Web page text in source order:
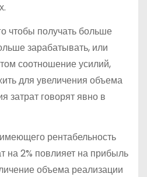
чтобы получать больше
зарабатывать, или
соотношение усилий,
для увеличения объема
затрат говорят явно в
рентабельность
на 2% повлияет на прибыль
объема реализации